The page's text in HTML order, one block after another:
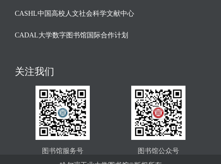
CASHL中国高校人文社会科学文献中心
CADAL大学数字图书馆国际合作计划
关注我们
图书馆服务号
图书馆公众号